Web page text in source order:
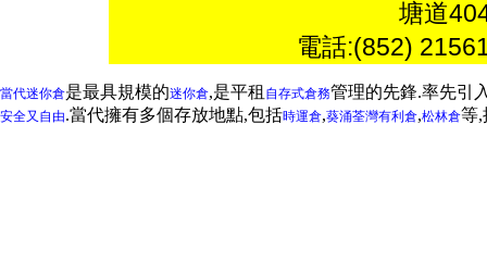
塘道
電話:(852)
當代迷你倉是最具規模的迷你倉,是平租 自存式倉務管理的先鋒.率先引
安全又自由.當代擁有多個存放地點,包括時運倉,葵涌荃灣有利倉,松林倉等,